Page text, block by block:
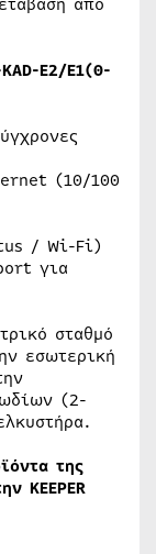
E2/E1(0-
(10/100
/ Wi-Fi)
για
σταθμό
εσωτερική
(2-
της
KEEPER